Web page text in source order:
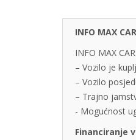
INFO MAX
INFO MAX
– Vozilo je
– Vozilo
– Trajno
- Mogućnost
Financiranje